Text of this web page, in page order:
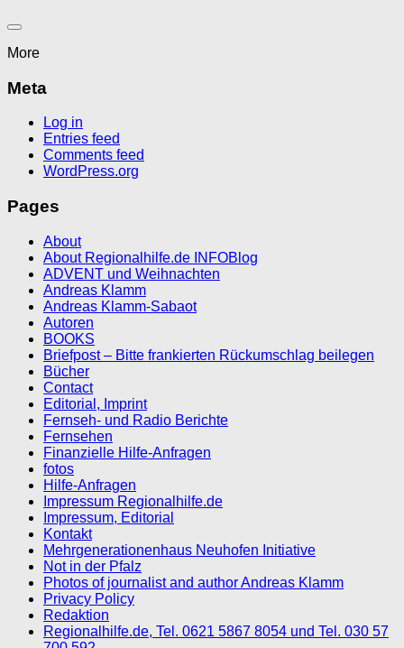
More
Meta
Log in
Entries feed
Comments feed
WordPress.org
Pages
About
About Regionalhilfe.de INFOBlog
ADVENT und Weihnachten
Andreas Klamm
Andreas Klamm-Sabaot
Autoren
BOOKS
Briefpost – Bitte frankierten Rückumschlag beilegen
Bücher
Contact
Editorial, Imprint
Fernseh- und Radio Berichte
Fernsehen
Finanzielle Hilfe-Anfragen
fotos
Hilfe-Anfragen
Impressum Regionalhilfe.de
Impressum, Editorial
Kontakt
Mehrgenerationenhaus Neuhofen Initiative
Not in der Pfalz
Photos of journalist and author Andreas Klamm
Privacy Policy
Redaktion
Regionalhilfe.de, Tel. 0621 5867 8054 und Tel. 030 57